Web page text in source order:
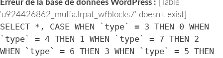
Erreur de la base de données WordPress : [Table
'u924426862_muffa.lrpat_wfblocks7' doesn't exist]
SELECT *, CASE WHEN `type` = 3 THEN 0 WHEN
`type` = 4 THEN 1 WHEN `type` = 7 THEN 2
WHEN `type` = 6 THEN 3 WHEN `type` = 5 THEN